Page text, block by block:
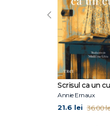
Primul Război
teribila
stabilească în
este autorul
Scrisul ca un
Annie Ernaux
21.6 lei 36.00
‹